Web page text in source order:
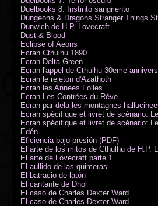
Duelbooks 8: Instinto sangriento
Dungeons & Dragons Stranger Things
Dunwich de H.P. Lovecraft
Dust & Blood
Eclipse of Aeons
Ecran Cthulhu 1890
Ecran Delta Green
Ecran l'appel de Cthulhu 30eme
Ecran le rejeton d'Azathoth
Ecran les Annees Folles
Ecran Les Contrées du Réve
Ecran par dela les montagnes
Ecran spécifique et livret de scénario:
Ecran spécifique et livret de scénario:
Edén
Eficiencia bajo presión (PDF)
El arte de los mitos de Cthulhu de H.P.
El arte de Lovecraft parte 1
El aullido de las quimeras
El batracio de latón
El cantante de Dhol
El caso de Charles Dexter Ward
El caso de Charles Dexter Ward